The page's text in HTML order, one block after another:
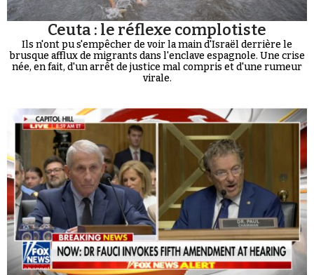
Ceuta : le réflexe complotiste
Ils n'ont pu s'empêcher de voir la main d'Israël derrière le
brusque afflux de migrants dans l'enclave espagnole. Une crise
née, en fait, d'un arrêt de justice mal compris et d'une rumeur
virale.